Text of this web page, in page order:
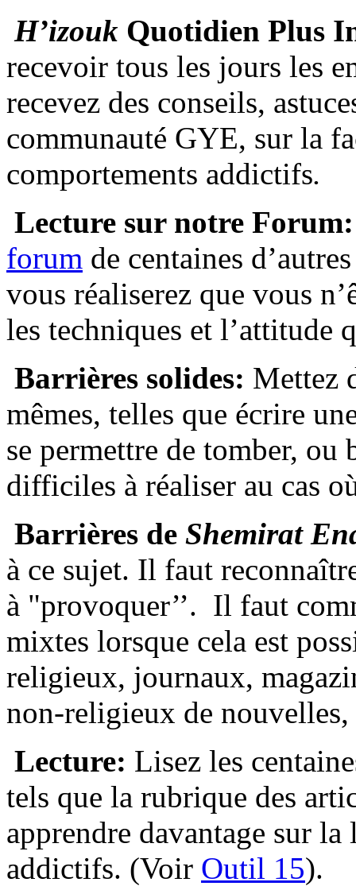
H’izouk Quotidien Plus
recevoir tous les jours les
recevez des conseils,
communauté GYE, sur la
comportements addictifs.
Lecture sur notre
forum de centaines
vous réaliserez que vous
les techniques et l’attitude
Barrières solides: Mettez
mêmes, telles que écrire
se permettre de tomber, ou
difficiles à réaliser au cas
Barrières de Shemirat
à ce sujet. Il faut
à "provoquer’’. Il faut
mixtes lorsque cela est
religieux, journaux,
non-religieux de nouvelles,
Lecture: Lisez les
tels que la rubrique des
apprendre davantage sur
addictifs. (Voir Outil 15).